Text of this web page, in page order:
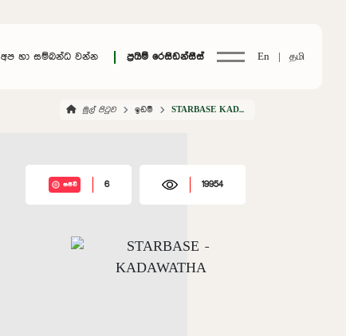
අප හා සම්බන්ධ වන්න ප්‍රයිම් රෙසිඩන්සීස් En | தமி
මුල් පිටුව ඉඩම් STARBASE KADAWATHA
සජීවී 6 19954